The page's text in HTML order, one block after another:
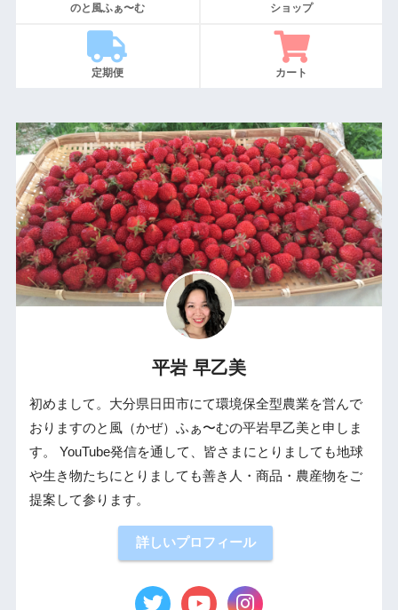
のと風ふぁ〜む ショップ
定期便 カート
平岩 早乙美
初めまして。大分県日田市にて環境保全型農業を営んで
おりますのと風（かぜ）ふぁ〜むの平岩早乙美と申しま
す。 YouTube発信を通して、皆さまにとりましても地球
や生き物たちにとりましても善き人・商品・農産物をご
提案して参ります。
詳しいプロフィール